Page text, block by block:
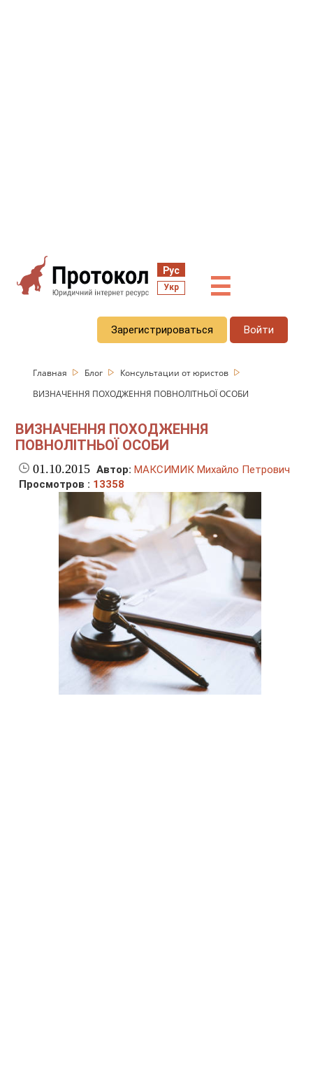
Рус
Укр ☰
Зарегистрироваться Войти
Главная Блог
Консультации от юристов
ВИЗНАЧЕННЯ ПОХОДЖЕННЯ ПОВНОЛІТНЬОЇ ОСОБИ
ВИЗНАЧЕННЯ ПОХОДЖЕННЯ
ПОВНОЛІТНЬОЇ ОСОБИ
01.10.2015 Автор: МАКСИМИК Михайло Петрович
Просмотров : 13358